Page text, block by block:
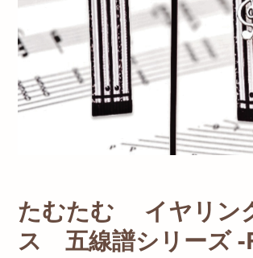
たむたむ イヤリン
ス 五線譜シリーズ -